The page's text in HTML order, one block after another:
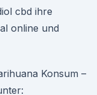
cbd ihre
online und
Konsum –